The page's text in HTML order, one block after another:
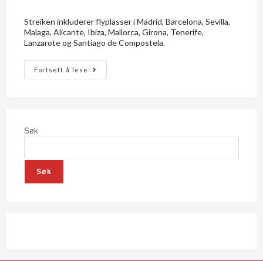
Streiken inkluderer flyplasser i Madrid, Barcelona, Sevilla,
Malaga, Alicante, Ibiza, Mallorca, Girona, Tenerife,
Lanzarote og Santiago de Compostela.
Fortsett å lese
Søk
Søk